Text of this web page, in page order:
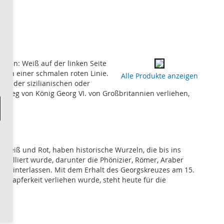
Alle Produkte anzeigen
Weiß auf der linken Seite
einer schmalen roten Linie.
der sizilianischen oder
von König Georg VI. von Großbritannien verliehen,
und Rot, haben historische Wurzeln, die bis ins
wurde, darunter die Phönizier, Römer, Araber
hinterlassen. Mit dem Erhalt des Georgskreuzes am 15.
Tapferkeit verliehen wurde, steht heute für die